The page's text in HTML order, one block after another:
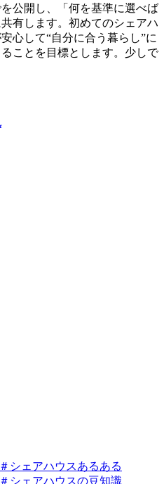
公開し、「何を基準に選べば
有します。初めてのシェアハ
心して“自分に合う暮らし”に
ことを目標とします。少しで
シェアハウスあるある
シェアハウスの豆知識